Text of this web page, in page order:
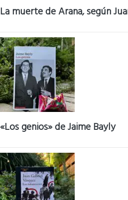
La muerte de Arana, según
«Los genios» de Jaime Bayly